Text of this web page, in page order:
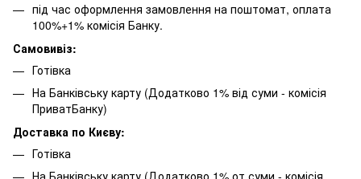
під час оформлення замовлення на поштомат, оплата
100%+1% комісія Банку.
Самовивіз:
Готівка
На Банківську карту (Додатково 1% від суми - комісія
ПриватБанку)
Доставка по Києву:
Готівка
На Банківську карту (Додатково 1% от суми - комісія